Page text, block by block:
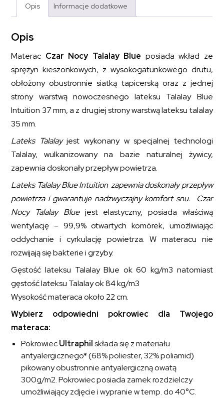
BLUE
200x200
Opis Informacje dodatkowe
Opis
Materac Czar Nocy Talalay Blue posiada wkład ze
sprężyn kieszonkowych, z wysokogatunkowego drutu,
obłożony obustronnie siatką tapicerską oraz z jednej
strony warstwą nowoczesnego lateksu Talalay Blue
Intuition 37 mm, a z drugiej strony warstwą lateksu talalay
35 mm.
Lateks Talalayjest wykonany w specjalnej technologi
Talalay, wulkanizowany na bazie naturalnej żywicy,
zapewnia doskonały przepływ powietrza.
Lateks Talalay Blue Intuition zapewnia doskonały przepływ
powietrza i gwarantuje nadzwyczajny komfort snu.
Czar
Nocy Talalay Blue jest elastyczny, posiada właściwą
wentylację – 99,9% otwartych komórek, umożliwiając
oddychanie i cyrkulację powietrza. W materacu nie
rozwijają się bakterie i grzyby.
Gęstość lateksu Talalay Blue ok 60 kg/m3 natomiast
gęstość lateksu Talalay ok 84 kg/m3
Wysokość materaca około 22 cm.
Wybierz odpowiedni pokrowiec dla Twojego
materaca:
PokrowiecUltraphilskłada się z materiału
antyalergicznego* (68% poliester, 32% poliamid)
pikowany obustronnie antyalergiczną owatą
300g/m2. Pokrowiec posiada zamek rozdzielczy
umożliwiający zdjęcie i wypranie w temp. do 40°C.